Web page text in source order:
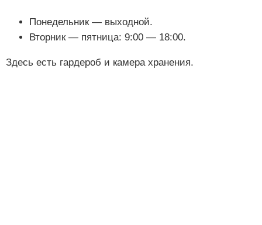
Понедельник — выходной.
Вторник — пятница: 9:00 — 18:00.
Здесь есть гардероб и камера хранения.